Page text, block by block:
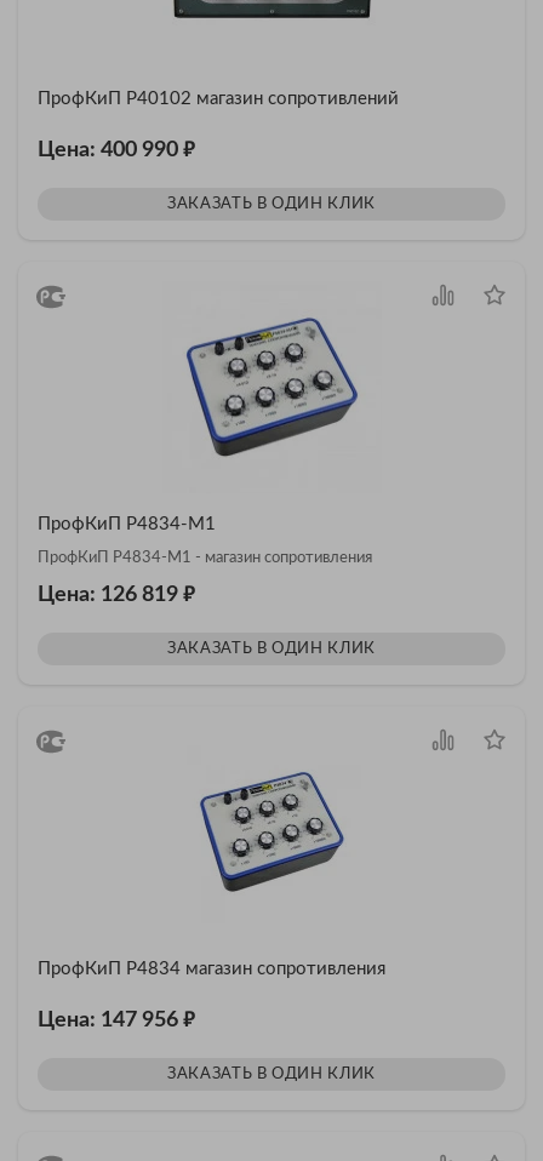
ПрофКиП Р40102 магазин сопротивлений
Цена: 400 990 ₽
ЗАКАЗАТЬ В ОДИН КЛИК
ПрофКиП Р4834-М1
ПрофКиП Р4834-М1 - магазин сопротивления
Цена: 126 819 ₽
ЗАКАЗАТЬ В ОДИН КЛИК
ПрофКиП Р4834 магазин сопротивления
Цена: 147 956 ₽
ЗАКАЗАТЬ В ОДИН КЛИК